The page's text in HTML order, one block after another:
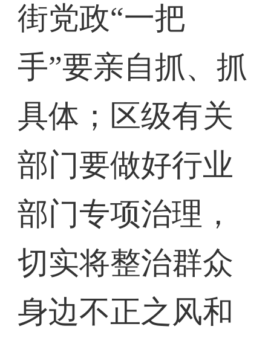
街党政“一把
手”要亲自抓、抓
具体；区级有关
部门要做好行业
部门专项治理，
切实将整治群众
身边不正之风和